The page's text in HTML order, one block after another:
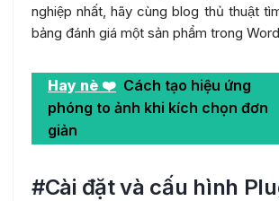
nghiệp nhất, hãy cùng blog thủ thuật
bảng đánh giá một sản phẩm trong
Hay nè ❤️ Cách tạo hiệu ứng
phóng to ảnh khi kích chọn đơn
giản
#Cài đặt và cấu hình